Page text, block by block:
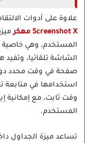
علاوة على أدوات
Screenshot X مهكر
المستخدم، وهي
الشاشة تلقائيا، وتفيد
صفحة في وقت محدد
استخدامها في
وقت ثابت، مع إمكانية
المستخدم.